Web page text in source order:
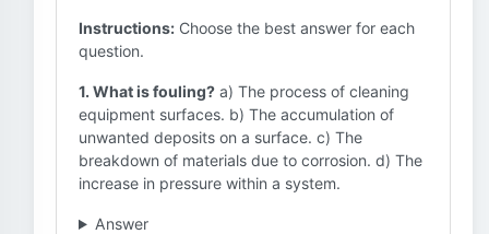
Instructions: Choose the best answer for each
question.
1. What is fouling? a) The process of cleaning
equipment surfaces. b) The accumulation of
unwanted deposits on a surface. c) The
breakdown of materials due to corrosion. d) The
increase in pressure within a system.
Answer